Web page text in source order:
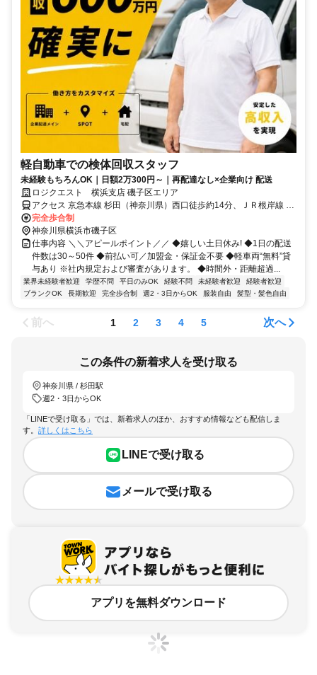
軽自動車での検体回収スタッフ
未経験もちろんOK｜日額2万300円～｜再配達なし×企業向け 配送
ロジクエスト 横浜支店 磯子区エリア
アクセス 京急本線 杉田（神奈川県）西口徒歩約14分、ＪＲ根岸線 洋
光台徒歩約19分、金沢シーサイドライン 新杉田徒歩約20分
完全歩合制
神奈川県横浜市磯子区
仕事内容 ＼＼アピールポイント／／ ◆嬉しい土日休み! ◆1日の配送
件数は30～50件 ◆前払い可／加盟金・保証金不要 ◆軽車両“無料”貸
与あり ※社内規定および審査があります。 ◆時間外・距離超過...
業界未経験者歓迎 学歴不問 平日のみOK 経験不問 未経験者歓迎
経験者歓迎
ブランクOK
長期歓迎 完全歩合制 週2・3日からOK 服装自由 髪型・髪色自由
前へ 1 2 3 4 5 次へ
この条件の新着求人を受け取る
神奈川県 / 杉田駅
週2・3日からOK
「LINEで受け取る」では、新着求人のほか、おすすめ情報なども配信しま
す。 詳しくはこちら
LINEで受け取る
メールで受け取る
アプリを無料ダウンロード